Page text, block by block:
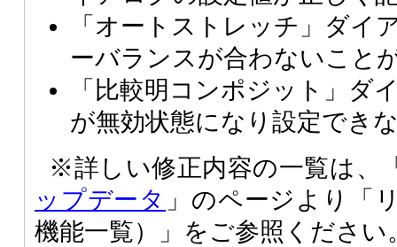
「オートストレッチ」ダイ
ーバランスが合わないこと
「比較明コンポジット」ダ
が無効状態になり設定でき
※詳しい修正内容の一覧は、
ップデータ 」のページより「
機能一覧）」をご参照ください